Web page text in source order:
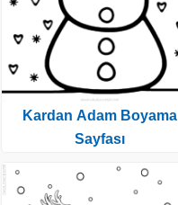
Kardan Adam Boyama
Sayfası